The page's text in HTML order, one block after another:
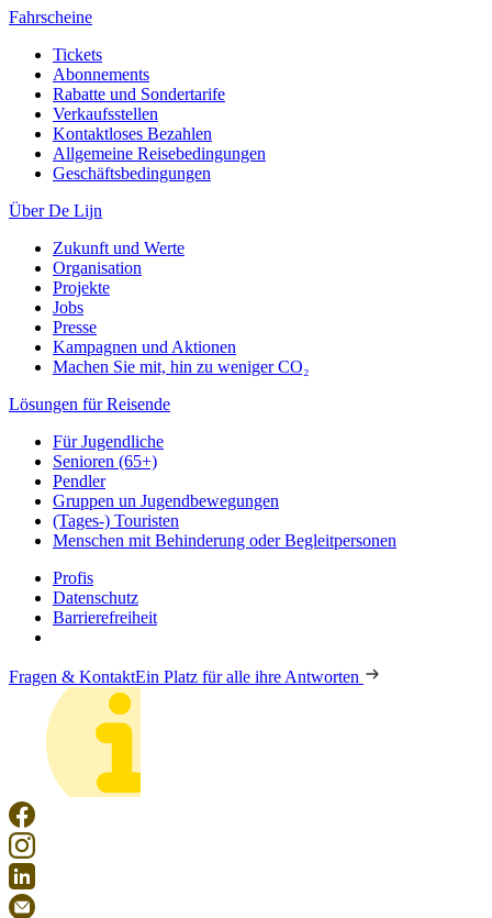
Fahrscheine
Tickets
Abonnements
Rabatte und Sondertarife
Verkaufsstellen
Kontaktloses Bezahlen
Allgemeine Reisebedingungen
Geschäftsbedingungen
Über De Lijn
Zukunft und Werte
Organisation
Projekte
Jobs
Presse
Kampagnen und Aktionen
Machen Sie mit, hin zu weniger CO₂
Lösungen für Reisende
Für Jugendliche
Senioren (65+)
Pendler
Gruppen un Jugendbewegungen
(Tages-) Touristen
Menschen mit Behinderung oder Begleitpersonen
Profis
Datenschutz
Barrierefreiheit
Fragen & KontaktEin Platz für alle ihre Antworten